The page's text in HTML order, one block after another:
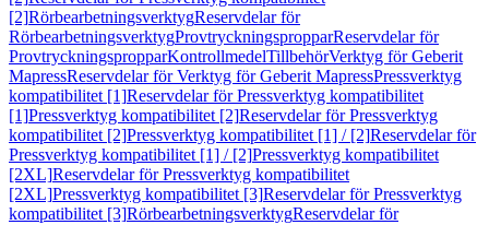
[2]RörbearbetningsverktygReservdelar för
RörbearbetningsverktygProvtryckningspropparReservdelar för
ProvtryckningspropparKontrollmedelTillbehörVerktyg för Geberit
MapressReservdelar för Verktyg för Geberit MapressPressverktyg
kompatibilitet [1]Reservdelar för Pressverktyg kompatibilitet
[1]Pressverktyg kompatibilitet [2]Reservdelar för Pressverktyg
kompatibilitet [2]Pressverktyg kompatibilitet [1] / [2]Reservdelar för
Pressverktyg kompatibilitet [1] / [2]Pressverktyg kompatibilitet
[2XL]Reservdelar för Pressverktyg kompatibilitet
[2XL]Pressverktyg kompatibilitet [3]Reservdelar för Pressverktyg
kompatibilitet [3]RörbearbetningsverktygReservdelar för